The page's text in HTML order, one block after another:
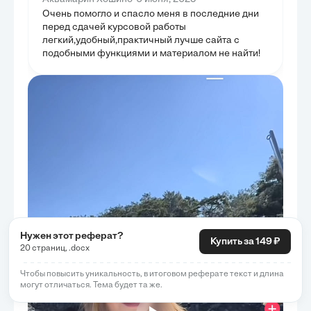
Очень помогло и спасло меня в последние дни
перед сдачей курсовой работы
легкий,удобный,практичный лучше сайта с
подобными функциями и материалом не найти!
Нужен этот реферат?
20 страниц, .docx
Купить за 149 ₽
Чтобы повысить уникальность, в итоговом реферате текст и длина
могут отличаться. Тема будет та же.